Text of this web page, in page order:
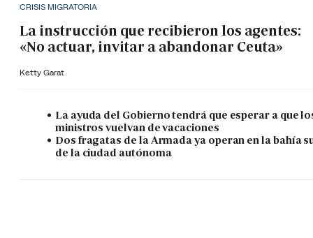
CRISIS MIGRATORIA
La instrucción que recibieron los agentes:
«No actuar, invitar a abandonar Ceuta»
Ketty Garat
La ayuda del Gobierno tendrá que esperar a que
ministros vuelvan de vacaciones
Dos fragatas de la Armada ya operan en la bahía
de la ciudad autónoma